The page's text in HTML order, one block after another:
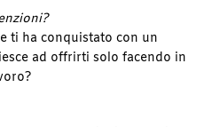
ti ha conquistato con un
ad offrirti solo facendo in